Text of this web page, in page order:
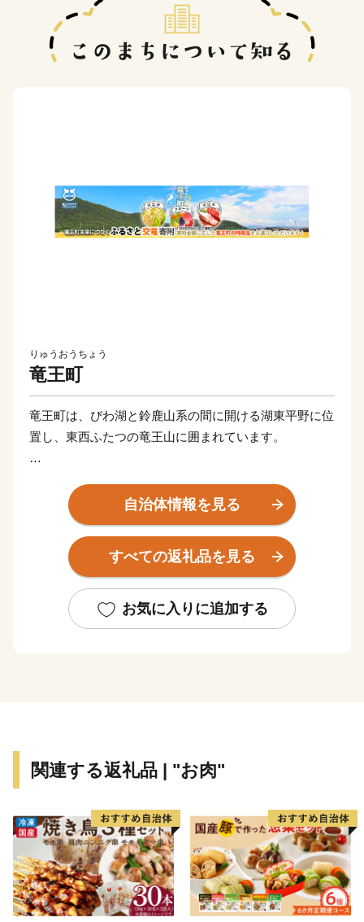
りゅうおうちょう
竜王町
竜王町は、びわ湖と鈴鹿山系の間に開ける湖東平野に位
置し、東西ふたつの竜王山に囲まれています。
れ、広大な果樹園では四季折々のフルーツが収穫でき、
日本三大和牛「近江牛」発祥の地としても知れ渡ってい
全てが揃う食材の宝庫「竜王町」の魅力をあなたにも。
自治体情報を見る
すべての返礼品を見る
お気に入りに追加する
関連する返礼品 | "お肉"